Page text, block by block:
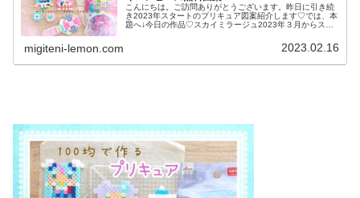
こんにちは。ご訪問ありがとうございます。昨日に引き続
き2023年スタートのプリキュア図案紹介します♡では、本
題へ↓今日の作品♡スカイミラージュ2023年３月からスタ
migiteni-lemon.com 2023.02.16